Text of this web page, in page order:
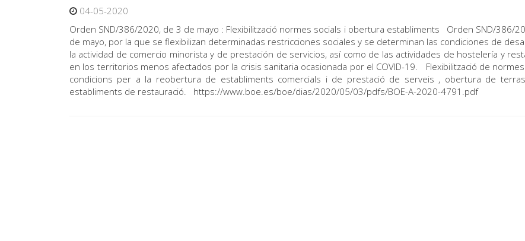
04-05-2020
Orden SND/386/2020, de 3 de mayo : Flexibilització normes socials i obertura establiments Orden SND/386/
de mayo, por la que se flexibilizan determinadas restricciones sociales y se determinan las condiciones de
la actividad de comercio minorista y de prestación de servicios, así como de las actividades de hostelería y
en los territorios menos afectados por la crisis sanitaria ocasionada por el COVID-19. Flexibilització de normes
condicions per a la reobertura de establiments comercials i de prestació de serveis , obertura de
establiments de restauració. https://www.boe.es/boe/dias/2020/05/03/pdfs/BOE-A-2020-4791.pdf